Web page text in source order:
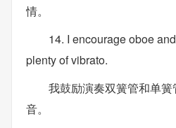
情。
14. I encourage oboe
plenty of vibrato.
我鼓励演奏双簧管和单
音。